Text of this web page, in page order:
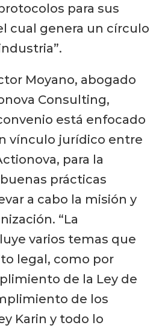
para sus
cual genera un círculo
Moyano, abogado
Consulting,
está enfocado
vínculo jurídico entre
para la
prácticas
a cabo la misión y
“La
varios temas que
legal, como por
de la Ley de
de los
Karin y todo lo